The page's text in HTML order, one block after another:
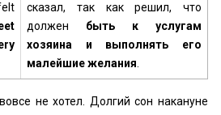
сказал, так как решил, что
должен быть к услугам
хозяина и выполнять его
малейшие желания
не хотел. Долгий сон накануне